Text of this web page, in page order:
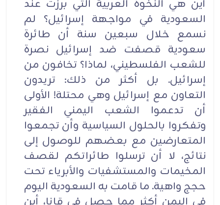
أين هي النخوة العربية التي برزت عند
السعودية في مواجهة إسرائيل؟ لم
نسمع خلال سبعين سنة أن طائرة
سعودية قصفت ضد إسرائيل نصرة
للشعب الفلسطيني، لماذا؟ تخافون من
إسرائيل. بل أكثر من ذلك: تريدون
التعاون مع إسرائيل وهي محتلة! الأولى
أن تدعموا الشعب اليمني الفقير
وتفكروا بالحلول السياسية وأن تجمعوا
المتعارضين مع بعضهم للوصول إلى
نتائج، لا أن ترسلوا طائراتكم لقصف
المخيمات والمستشفيات والأبرياء تحت
حجج واهية. ما قامت به السعودية اليوم